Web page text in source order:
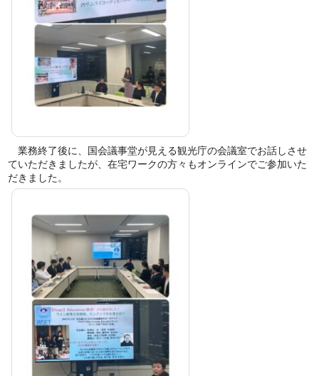
業務終了後に、国会議事堂が見える観光庁の会議室でお話しさせ
ていただきましたが、在宅ワークの方々もオンラインでご参加いた
だきました。